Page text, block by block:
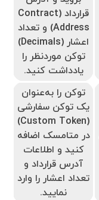
قرارداد (Contract
Address) و تعداد
اعشار (Decimals)
توکن موردنظر را
یادداشت کنید.
توکن را به‌عنوان
یک توکن سفارشی
(Custom Token)
در متامسک اضافه
کنید و اطلاعات
آدرس قرارداد و
تعداد اعشار را وارد
نمایید.